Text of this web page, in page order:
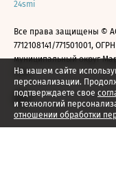
На нашем сайте
персонализации.
подтверждаете свое
и технологий
отношении обработки
24smi
Все права защищены ©
7712108141/771501001,
муниципальный округ
2026